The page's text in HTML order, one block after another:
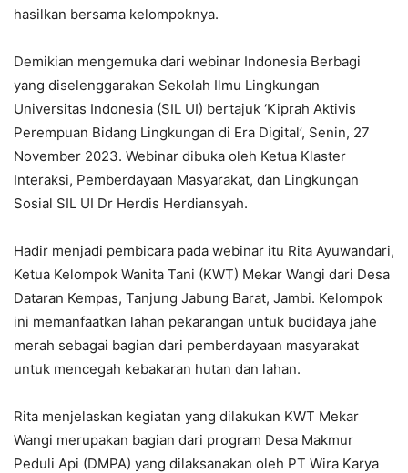
hasilkan bersama kelompoknya.
Demikian mengemuka dari webinar Indonesia Berbagi
yang diselenggarakan Sekolah Ilmu Lingkungan
Universitas Indonesia (SIL UI) bertajuk ‘Kiprah Aktivis
Perempuan Bidang Lingkungan di Era Digital’, Senin, 27
November 2023. Webinar dibuka oleh Ketua Klaster
Interaksi, Pemberdayaan Masyarakat, dan Lingkungan
Sosial SIL UI Dr Herdis Herdiansyah.
Hadir menjadi pembicara pada webinar itu Rita Ayuwandari,
Ketua Kelompok Wanita Tani (KWT) Mekar Wangi dari Desa
Dataran Kempas, Tanjung Jabung Barat, Jambi. Kelompok
ini memanfaatkan lahan pekarangan untuk budidaya jahe
merah sebagai bagian dari pemberdayaan masyarakat
untuk mencegah kebakaran hutan dan lahan.
Rita menjelaskan kegiatan yang dilakukan KWT Mekar
Wangi merupakan bagian dari program Desa Makmur
Peduli Api (DMPA) yang dilaksanakan oleh PT Wira Karya